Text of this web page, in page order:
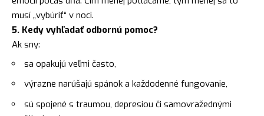
musí „vybúriť“ v noci.
5. Kedy vyhľadať odbornú pomoc?
Ak sny:
sa opakujú veľmi často,
výrazne narúšajú spánok a každodenné fungovanie,
sú spojené s traumou, depresiou či samovražednými